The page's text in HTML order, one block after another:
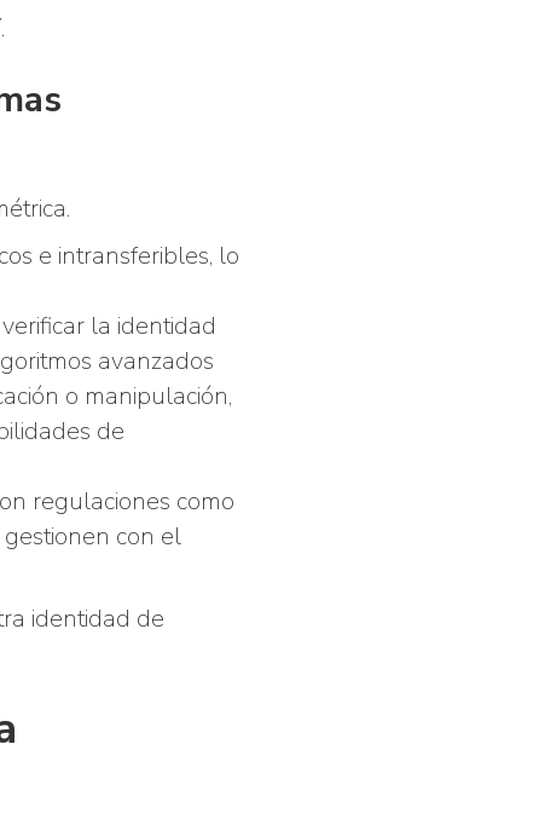
e intransferibles, lo
la identidad
avanzados
o manipulación,
de
regulaciones como
con el
identidad de